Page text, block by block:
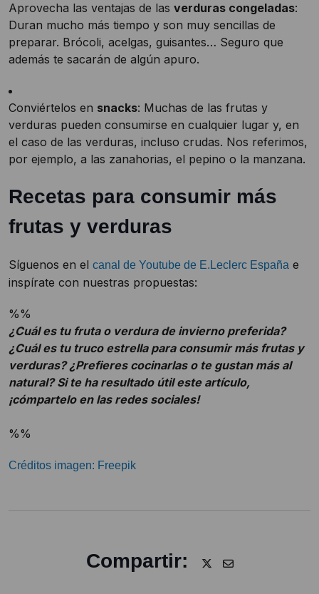
Aprovecha las ventajas de las verduras congeladas:
Duran mucho más tiempo y son muy sencillas de
preparar. Brócoli, acelgas, guisantes… Seguro que
además te sacarán de algún apuro.
Conviértelos en snacks: Muchas de las frutas y
verduras pueden consumirse en cualquier lugar y, en
el caso de las verduras, incluso crudas. Nos referimos,
por ejemplo, a las zanahorias, el pepino o la manzana.
Recetas para consumir más
frutas y verduras
Síguenos en el canal de Youtube de E.Leclerc España e
inspírate con nuestras propuestas:
%%
¿Cuál es tu fruta o verdura de invierno preferida?
¿Cuál es tu truco estrella para consumir más frutas y
verduras? ¿Prefieres cocinarlas o te gustan más al
natural? Si te ha resultado útil este artículo,
¡cómpartelo en las redes sociales!
%%
Créditos imagen: Freepik
Compartir: